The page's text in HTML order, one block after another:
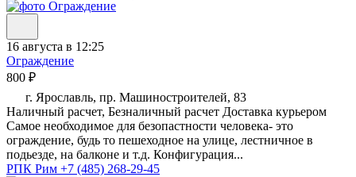
16 августа в 12:25
Ограждение
800 ₽
г. Ярославль, пр. Машиностроителей, 83
Наличный расчет, Безналичный расчет Доставка курьером
Самое необходимое для безопастности человека- это
ограждение, будь то пешеходное на улице, лестничное в
подьезде, на балконе и т.д. Конфигурация...
РПК Рим +7 (485) 268-29-45